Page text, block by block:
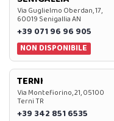
Via Guglielmo Oberdan, 17,
60019 Senigallia AN
+39 071 96 96 905
NON DISPONIBILE
TERNI
Via Montefiorino, 21, 05100
Terni TR
+39 342 851 6535